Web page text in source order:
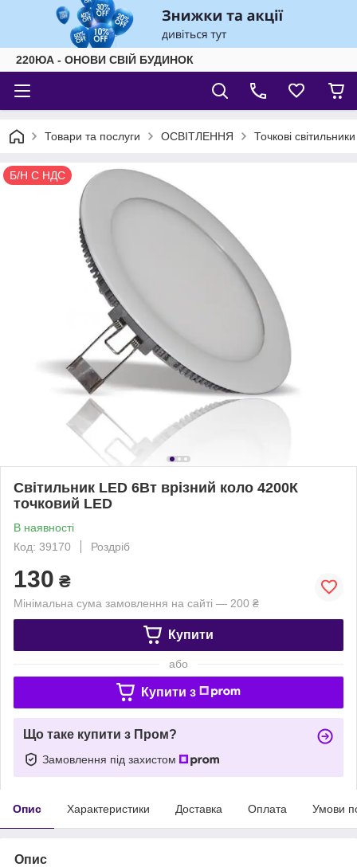
220ЮА - ОНОВИ СВІЙ БУДИНОК
Товари та послуги ОСВІТЛЕННЯ Точкові
Б/Н С НДС
Світильник LED 6Вт врізний коло 4200К
точковий LED
В наявності
Код: 39170
Роздріб
130 ₴
Мінімальна сума замовлення на сайті — 200 ₴
Купити
або
Купити з
Що таке купити з Пром?
Замовлення під захистом
Опис Характеристики Доставка Оплата Умови
Опис